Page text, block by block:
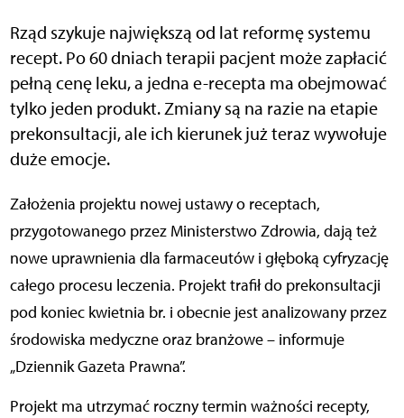
Rząd szykuje największą od lat reformę systemu
recept. Po 60 dniach terapii pacjent może zapłacić
pełną cenę leku, a jedna e-recepta ma obejmować
tylko jeden produkt. Zmiany są na razie na etapie
prekonsultacji, ale ich kierunek już teraz wywołuje
duże emocje.
Założenia projektu nowej ustawy o receptach,
przygotowanego przez Ministerstwo Zdrowia, dają też
nowe uprawnienia dla farmaceutów i głęboką cyfryzację
całego procesu leczenia. Projekt trafił do prekonsultacji
pod koniec kwietnia br. i obecnie jest analizowany przez
środowiska medyczne oraz branżowe – informuje
„Dziennik Gazeta Prawna”.
Projekt ma utrzymać roczny termin ważności recepty,